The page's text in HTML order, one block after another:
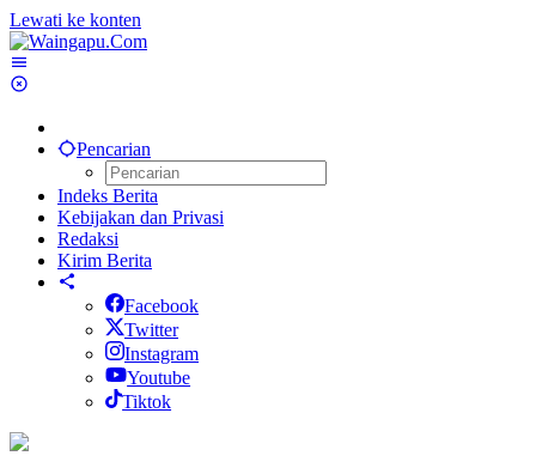
Lewati ke konten
Pencarian
Indeks Berita
Kebijakan dan Privasi
Redaksi
Kirim Berita
Facebook
Twitter
Instagram
Youtube
Tiktok